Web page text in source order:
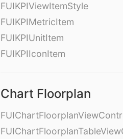
FUIKPIViewItemStyle
FUIKPIMetricItem
FUIKPIUnitItem
FUIKPIIconItem
Chart Floorplan